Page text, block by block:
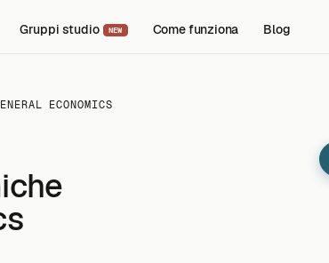
Gruppi studio NEW Come funziona Blog
ECONOMICS